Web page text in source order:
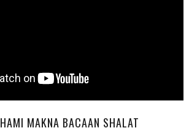
MAKNA BACAAN SHALAT